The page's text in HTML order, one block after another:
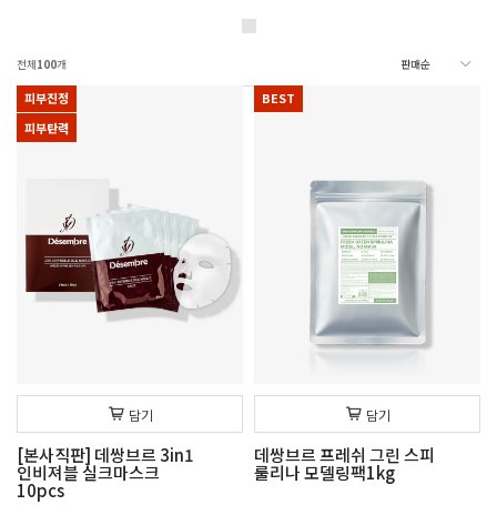
전체100개
피부진정
피부탄력
담기
[본사직판] 데쌍브르 3in1
인비져블 실크마스크
10pcs
BEST
담기
데쌍브르 프레쉬 그린 스피
룰리나 모델링팩1kg